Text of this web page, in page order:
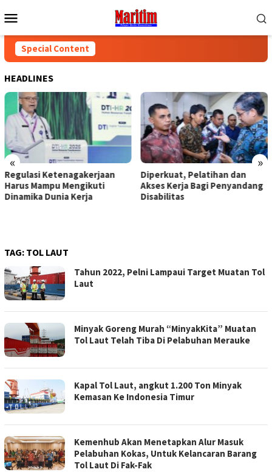
to
Menu
Special Content
HEADLINES
« »
Regulasi Ketenagakerjaan
Harus Mampu Mengikuti
Dinamika Dunia Kerja
Diperkuat, Pelatihan dan
Akses Kerja Bagi Penyandang
Disabilitas
TAG: TOL LAUT
Tahun 2022, Pelni Lampaui Target Muatan Tol
Laut
Minyak Goreng Murah “MinyakKita” Muatan
Tol Laut Telah Tiba Di Pelabuhan Merauke
Kapal Tol Laut, angkut 1.200 Ton Minyak
Kemasan Ke Indonesia Timur
Kemenhub Akan Menetapkan Alur Masuk
Pelabuhan Kokas, Untuk Kelancaran Barang
Tol Laut Di Fak-Fak